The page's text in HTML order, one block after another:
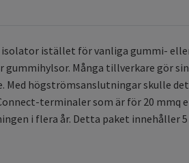
istället för vanliga gummi-
gummihylsor. Många tillverkare gör
högströmsanslutningar skulle
terminaler som är för 20 mmq
i flera år. Detta paket innehåller